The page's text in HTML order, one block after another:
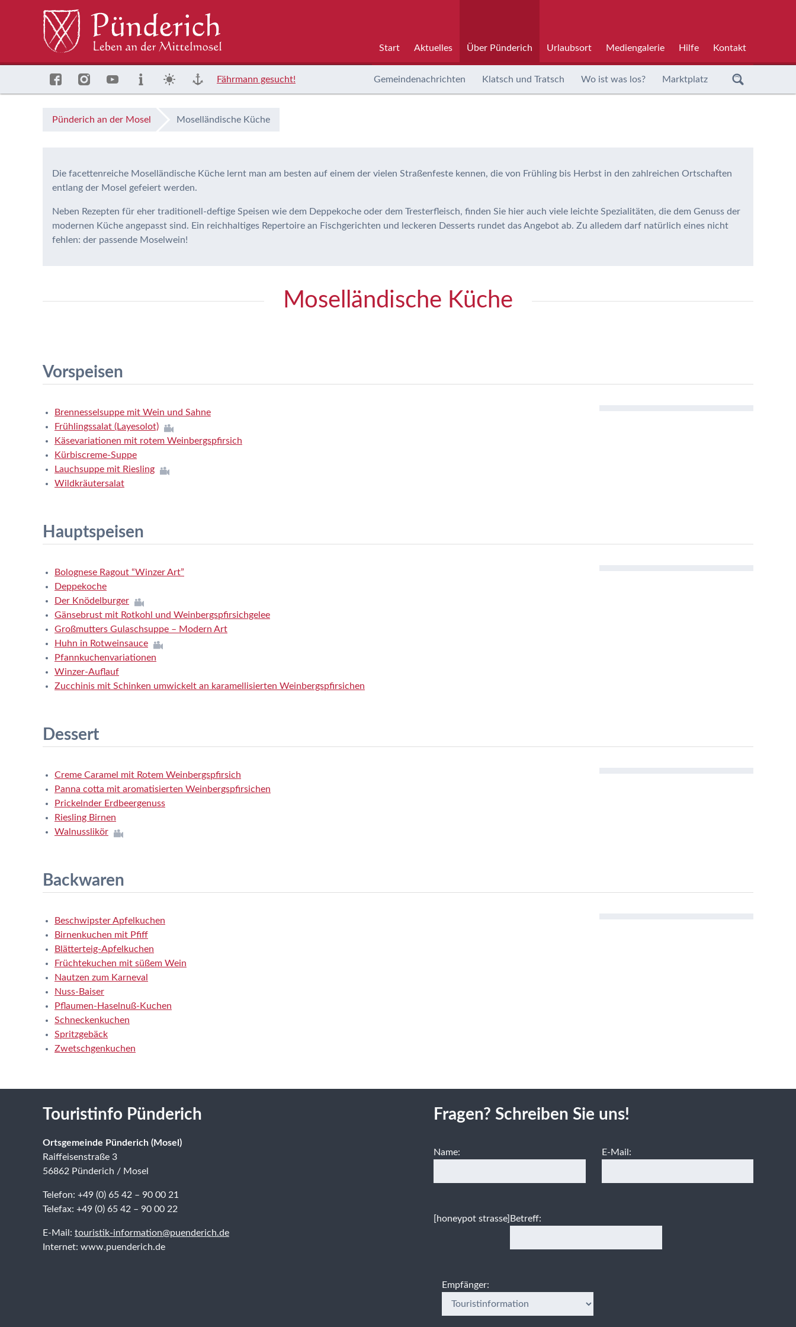
Start Aktuelles Über Pünderich Urlaubsort Mediengalerie Hilfe Kontakt
Fährmann gesucht! Gemeindenachrichten Klatsch und Tratsch Wo ist was los? Marktplatz
Pünderich an der Mosel Moselländische Küche
Die facettenreiche Moselländische Küche lernt man am besten auf einem der vielen Straßenfeste kennen, die von Frühling bis Herbst in den zahlreichen Ortschaften
entlang der Mosel gefeiert werden.
Neben Rezepten für eher traditionell-deftige Speisen wie dem Deppekoche oder dem Tresterfleisch, finden Sie hier auch viele leichte Spezialitäten, die dem Genuss der
modernen Küche angepasst sind. Ein reichhaltiges Repertoire an Fischgerichten und leckeren Desserts rundet das Angebot ab. Zu alledem darf natürlich eines nicht
fehlen: der passende Moselwein!
Moselländische Küche
Vorspeisen
Brennesselsuppe mit Wein und Sahne
Frühlingssalat (Layesolot)
Käsevariationen mit rotem Weinbergspfirsich
Kürbiscreme-Suppe
Lauchsuppe mit Riesling
Wildkräutersalat
Hauptspeisen
Bolognese Ragout “Winzer Art”
Deppekoche
Der Knödelburger
Gänsebrust mit Rotkohl und Weinbergspfirsichgelee
Großmutters Gulaschsuppe – Modern Art
Huhn in Rotweinsauce
Pfannkuchenvariationen
Winzer-Auflauf
Zucchinis mit Schinken umwickelt an karamellisierten Weinbergspfirsichen
Dessert
Creme Caramel mit Rotem Weinbergspfirsich
Panna cotta mit aromatisierten Weinbergspfirsichen
Prickelnder Erdbeergenuss
Riesling Birnen
Walnusslikör
Backwaren
Beschwipster Apfelkuchen
Birnenkuchen mit Pfiff
Blätterteig-Apfelkuchen
Früchtekuchen mit süßem Wein
Nautzen zum Karneval
Nuss-Baiser
Pflaumen-Haselnuß-Kuchen
Schneckenkuchen
Spritzgebäck
Zwetschgenkuchen
Touristinfo Pünderich
Ortsgemeinde Pünderich (Mosel)
Raiffeisenstraße 3
56862 Pünderich / Mosel
Telefon: +49 (0) 65 42 – 90 00 21
Telefax: +49 (0) 65 42 – 90 00 22
E-Mail: touristik-information@puenderich.de
Internet: www.puenderich.de
Fragen? Schreiben Sie uns!
Name: E-Mail:
[honeypot strasse] Betreff:
Empfänger: